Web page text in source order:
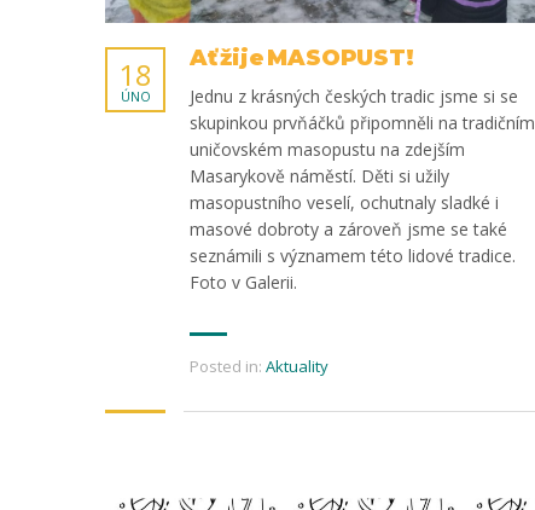
Ať žije MASOPUST!
18
ÚNO
Jednu z krásných českých tradic jsme si se
skupinkou prvňáčků připomněli na tradičním
uničovském masopustu na zdejším
Masarykově náměstí. Děti si užily
masopustního veselí, ochutnaly sladké i
masové dobroty a zároveň jsme se také
seznámili s významem této lidové tradice.
Foto v Galerii.
Posted in: Aktuality